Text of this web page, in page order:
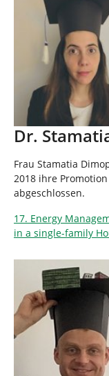
Dr.
Frau Stamatia
2018 ihre
abgeschlossen.
17. Energy
in a single-family